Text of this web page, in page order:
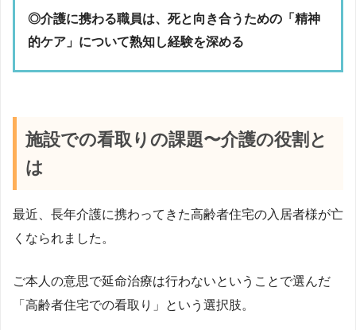
◎介護に携わる職員は、死と向き合うための「精神
的ケア」について熟知し経験を深める
施設での看取りの課題〜介護の役割と
は
最近、長年介護に携わってきた高齢者住宅の入居者様が亡
くなられました。
ご本人の意思で延命治療は行わないということで選んだ
「高齢者住宅での看取り」という選択肢。